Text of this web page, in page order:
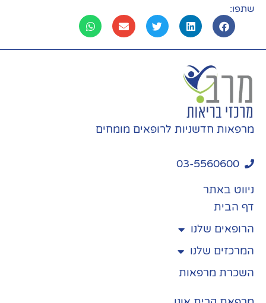
שתפו:
מרפאות חדשניות לרופאים מומחים
03-5560600
ניווט באתר
דף הבית
הרופאים שלנו
המרכזים שלנו
השכרת מרפאות